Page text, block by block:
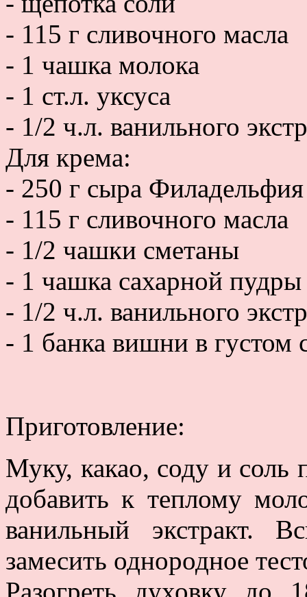
- 115 г сливочного масла
- 1 чашка молока
- 1 ст.л. уксуса
- 1/2 ч.л. ванильного
Для крема:
- 250 г сыра Филадельфия
- 115 г сливочного масла
- 1/2 чашки сметаны
- 1 чашка сахарной пудры
- 1/2 ч.л. ванильного
- 1 банка вишни в густом
Приготовление:
Муку, какао, соду и соль
добавить к теплому
ванильный экстракт.
замесить однородное
Разогреть духовку